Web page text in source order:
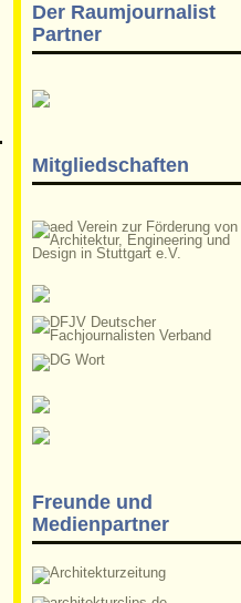
Der Raumjournalist
Partner
Mitgliedschaften
Freunde und
Medienpartner